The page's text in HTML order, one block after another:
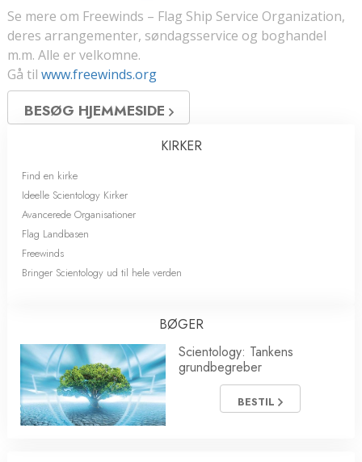
Se mere om Freewinds – Flag Ship Service Organization,
deres arrangementer, søndagsservice og boghandel
m.m. Alle er velkomne.
Gå til www.freewinds.org
BESØG HJEMMESIDE
KIRKER
Find en kirke
Ideelle Scientology Kirker
Avancerede Organisationer
Flag Landbasen
Freewinds
Bringer Scientology ud til hele verden
BØGER
Scientology: Tankens
grundbegreber
BESTIL